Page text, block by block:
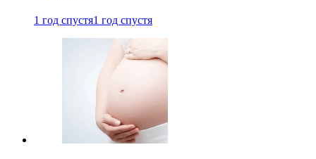
1 год спустя1 год спустя